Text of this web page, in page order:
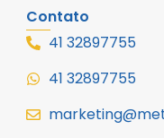
Contato
41 32897755
41 32897755